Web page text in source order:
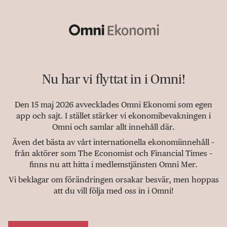
Nu har vi flyttat in i Omni!
Den 15 maj 2026 avvecklades Omni Ekonomi som egen
app och sajt. I stället stärker vi ekonomibevakningen i
Omni och samlar allt innehåll där.
Även det bästa av vårt internationella ekonomiinnehåll –
från aktörer som The Economist och Financial Times –
finns nu att hitta i medlemstjänsten Omni Mer.
Vi beklagar om förändringen orsakar besvär, men hoppas
att du vill följa med oss in i Omni!